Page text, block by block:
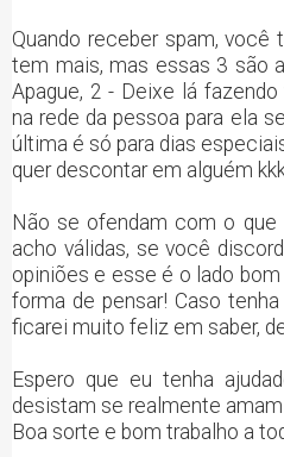
Quando receber spam, você
tem mais, mas essas 3 são
Apague, 2 - Deixe lá
na rede da pessoa para ela
última é só para dias
quer descontar em alguém
Não se ofendam com o
acho válidas, se você
opiniões e esse é o lado
forma de pensar! Caso
ficarei muito feliz em saber,
Espero que eu tenha
desistam se realmente amam
Boa sorte e bom trabalho a